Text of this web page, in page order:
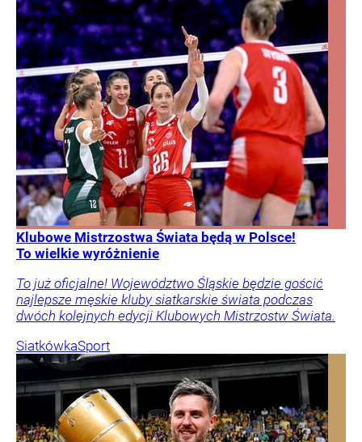
Klubowe Mistrzostwa Świata będą w Polsce!
To wielkie wyróżnienie
To już oficjalne! Województwo Śląskie będzie gościć
najlepsze męskie kluby siatkarskie świata podczas
dwóch kolejnych edycji Klubowych Mistrzostw Świata.
SiatkówkaSport